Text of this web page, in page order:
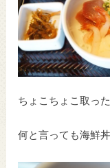
ちょこちょこ取っ
何と言っても海鮮